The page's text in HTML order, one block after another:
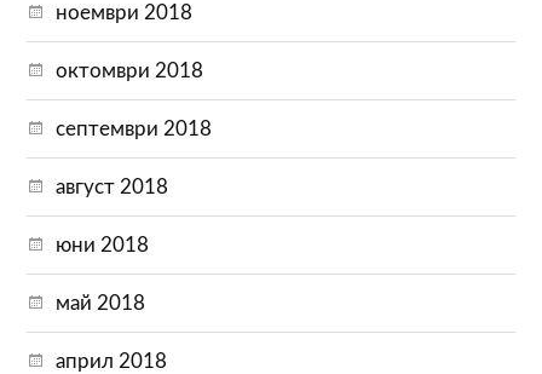
ноември 2018
октомври 2018
септември 2018
август 2018
юни 2018
май 2018
април 2018